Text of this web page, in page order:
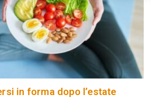
in forma dopo l’estate